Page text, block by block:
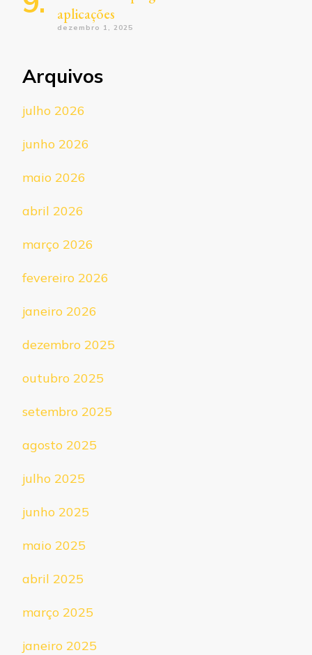
aplicações
dezembro 1, 2025
Arquivos
julho 2026
junho 2026
maio 2026
abril 2026
março 2026
fevereiro 2026
janeiro 2026
dezembro 2025
outubro 2025
setembro 2025
agosto 2025
julho 2025
junho 2025
maio 2025
abril 2025
março 2025
janeiro 2025